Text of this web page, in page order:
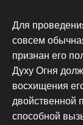
Для
совсем
признан его
Духу Огня
восхищения
двойственной
способной